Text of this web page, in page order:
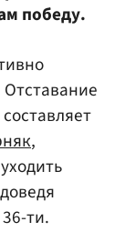
победу.
Отставание
,
ти.